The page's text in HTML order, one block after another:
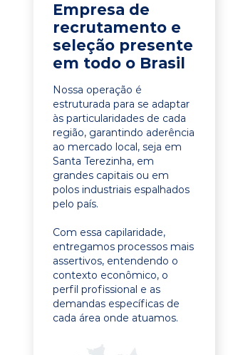
Empresa de
recrutamento e
seleção presente
em todo o Brasil
Nossa operação é
estruturada para se adaptar
às particularidades de cada
região, garantindo aderência
ao mercado local, seja em
Santa Terezinha, em
grandes capitais ou em
polos industriais espalhados
pelo país.
Com essa capilaridade,
entregamos processos mais
assertivos, entendendo o
contexto econômico, o
perfil profissional e as
demandas específicas de
cada área onde atuamos.